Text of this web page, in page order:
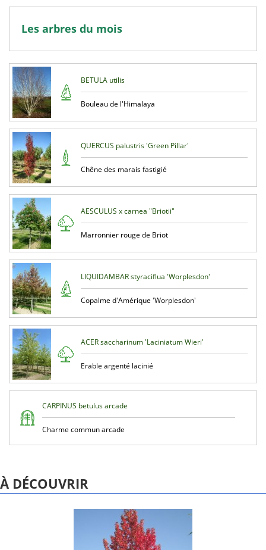
Les arbres du mois
BETULA utilis
Bouleau de l'Himalaya
QUERCUS palustris 'Green Pillar'
Chêne des marais fastigié
AESCULUS x carnea "Briotii"
Marronnier rouge de Briot
LIQUIDAMBAR styraciflua 'Worplesdon'
Copalme d'Amérique 'Worplesdon'
ACER saccharinum 'Laciniatum Wieri'
Erable argenté lacinié
CARPINUS betulus arcade
Charme commun arcade
À DÉCOUVRIR